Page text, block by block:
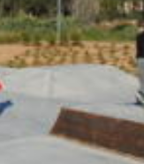
més
els
del
neteja
per
es